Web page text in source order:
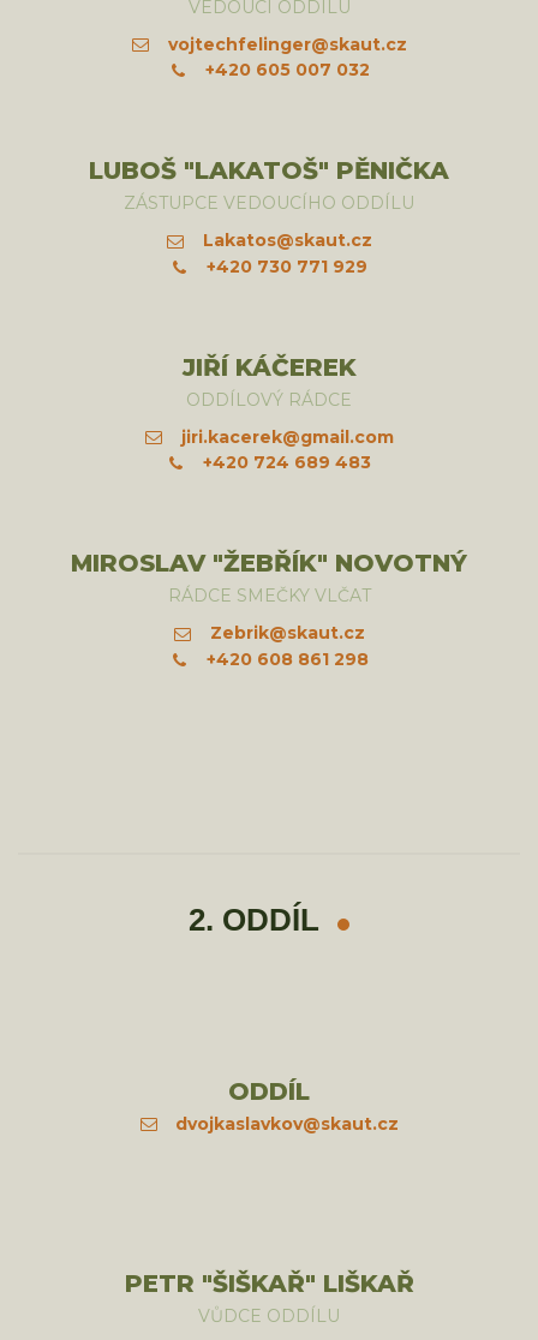
VEDOUCÍ ODDÍLU
vojtechfelinger@skaut.cz
+420 605 007 032
LUBOŠ "LAKATOŠ" PĚNIČKA
ZÁSTUPCE VEDOUCÍHO ODDÍLU
Lakatos@skaut.cz
+420 730 771 929
JIŘÍ KÁČEREK
ODDÍLOVÝ RÁDCE
jiri.kacerek@gmail.com
+420 724 689 483
MIROSLAV "ŽEBŘÍK" NOVOTNÝ
RÁDCE SMEČKY VLČAT
Zebrik@skaut.cz
+420 608 861 298
2. ODDÍL
ODDÍL
dvojkaslavkov@skaut.cz
PETR "ŠIŠKAŘ" LIŠKAŘ
VŮDCE ODDÍLU